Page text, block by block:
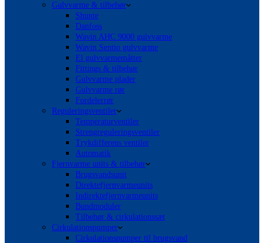
Gulvvarme & tilbehør
Shunte
Danfoss
Wavin AHC 9000 gulvvarme
Wavin Sentio gulvvarme
El gulvvarmemåtter
Fittings & tilbehør
Gulvvarme plader
Gulvvarme rør
Fordelerrør
Reguleringsventiler
Temperaturventiler
Strengreguleringsventiler
Trykdifferens ventiler
Automatik
Fjernvarme units & tilbehør
Brugsvandsunit
Direktefjernvarmeunits
Indirektefjernvarmeunits
Bundmoduler
Tilbehør & cirkulationssæt
Cirkulationspumper
Cirkulationspumper til brugsvand